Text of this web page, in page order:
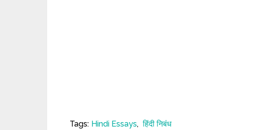
Tags: Hindi Essays, हिंदी निबंध